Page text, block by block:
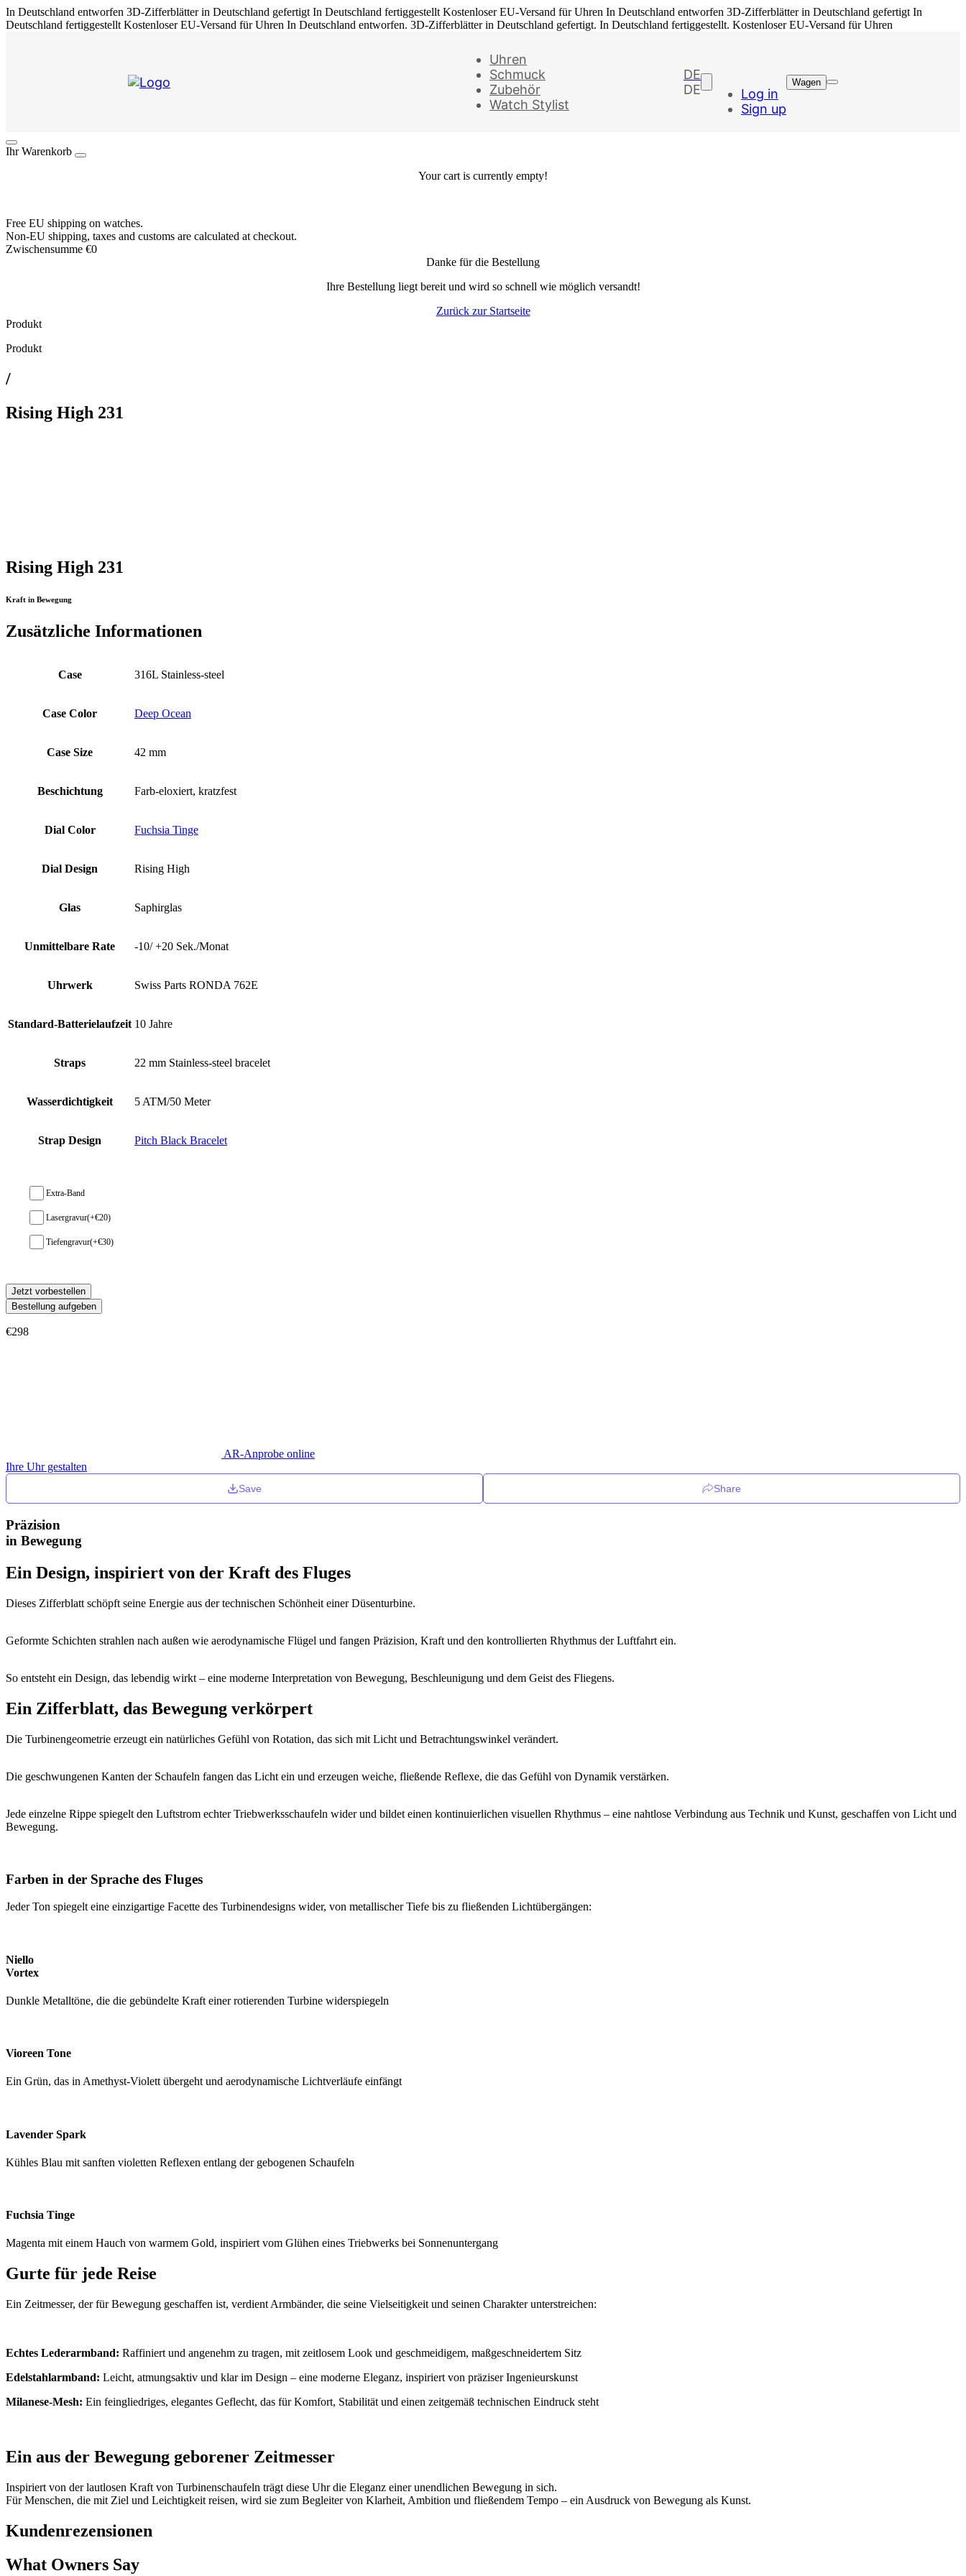
In Deutschland entworfen 3D-Zifferblätter in Deutschland gefertigt In Deutschland fertiggestellt Kostenloser EU-Versand für Uhren In Deutschland entworfen 3D-Zifferblätter in Deutschland gefertigt In
Deutschland fertiggestellt Kostenloser EU-Versand für Uhren In Deutschland entworfen. 3D-Zifferblätter in Deutschland gefertigt. In Deutschland fertiggestellt. Kostenloser EU-Versand für Uhren
Uhren
Schmuck
Zubehör
Watch Stylist
DE
DE
Log in
Sign up
Wagen
Ihr Warenkorb
Your cart is currently empty!
Free EU shipping on watches.
Non-EU shipping, taxes and customs are calculated at checkout.
Zwischensumme €0
Danke für die Bestellung
Ihre Bestellung liegt bereit und wird so schnell wie möglich versandt!
Zurück zur Startseite
Produkt
Produkt
/
Rising High 231
Rising High 231
Kraft in Bewegung
Zusätzliche Informationen
Case 316L Stainless-steel
Case Color Deep Ocean
Case Size 42 mm
Beschichtung Farb-eloxiert, kratzfest
Dial Color Fuchsia Tinge
Dial Design Rising High
Glas Saphirglas
Unmittelbare Rate -10/ +20 Sek./Monat
Uhrwerk Swiss Parts RONDA 762E
Standard-Batterielaufzeit 10 Jahre
Straps 22 mm Stainless-steel bracelet
Wasserdichtigkeit 5 ATM/50 Meter
Strap Design Pitch Black Bracelet
Extra-Band
Lasergravur(+€20)
Tiefengravur(+€30)
Jetzt vorbestellen
Bestellung aufgeben
€298
AR-Anprobe online
Ihre Uhr gestalten
Save Share
Präzision
in Bewegung
Ein Design, inspiriert von der Kraft des Fluges
Dieses Zifferblatt schöpft seine Energie aus der technischen Schönheit einer Düsenturbine.
Geformte Schichten strahlen nach außen wie aerodynamische Flügel und fangen Präzision, Kraft und den kontrollierten Rhythmus der Luftfahrt ein.
So entsteht ein Design, das lebendig wirkt – eine moderne Interpretation von Bewegung, Beschleunigung und dem Geist des Fliegens.
Ein Zifferblatt, das Bewegung verkörpert
Die Turbinengeometrie erzeugt ein natürliches Gefühl von Rotation, das sich mit Licht und Betrachtungswinkel verändert.
Die geschwungenen Kanten der Schaufeln fangen das Licht ein und erzeugen weiche, fließende Reflexe, die das Gefühl von Dynamik verstärken.
Jede einzelne Rippe spiegelt den Luftstrom echter Triebwerksschaufeln wider und bildet einen kontinuierlichen visuellen Rhythmus – eine nahtlose Verbindung aus Technik und Kunst, geschaffen von Licht und
Bewegung.
Farben in der Sprache des Fluges
Jeder Ton spiegelt eine einzigartige Facette des Turbinendesigns wider, von metallischer Tiefe bis zu fließenden Lichtübergängen:
Niello
Vortex
Dunkle Metalltöne, die die gebündelte Kraft einer rotierenden Turbine widerspiegeln
Vioreen Tone
Ein Grün, das in Amethyst-Violett übergeht und aerodynamische Lichtverläufe einfängt
Lavender Spark
Kühles Blau mit sanften violetten Reflexen entlang der gebogenen Schaufeln
Fuchsia Tinge
Magenta mit einem Hauch von warmem Gold, inspiriert vom Glühen eines Triebwerks bei Sonnenuntergang
Gurte für jede Reise
Ein Zeitmesser, der für Bewegung geschaffen ist, verdient Armbänder, die seine Vielseitigkeit und seinen Charakter unterstreichen:
Echtes Lederarmband: Raffiniert und angenehm zu tragen, mit zeitlosem Look und geschmeidigem, maßgeschneidertem Sitz
Edelstahlarmband: Leicht, atmungsaktiv und klar im Design – eine moderne Eleganz, inspiriert von präziser Ingenieurskunst
Milanese-Mesh: Ein feingliedriges, elegantes Geflecht, das für Komfort, Stabilität und einen zeitgemäß technischen Eindruck steht
Ein aus der Bewegung geborener Zeitmesser
Inspiriert von der lautlosen Kraft von Turbinenschaufeln trägt diese Uhr die Eleganz einer unendlichen Bewegung in sich.
Für Menschen, die mit Ziel und Leichtigkeit reisen, wird sie zum Begleiter von Klarheit, Ambition und fließendem Tempo – ein Ausdruck von Bewegung als Kunst.
Kundenrezensionen
What Owners Say